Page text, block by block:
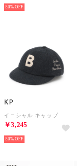
50%
KP
￥3,245
50%